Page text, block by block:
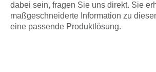
dabei sein, fragen Sie uns direkt. Sie
maßgeschneiderte Information zu
eine passende Produktlösung.